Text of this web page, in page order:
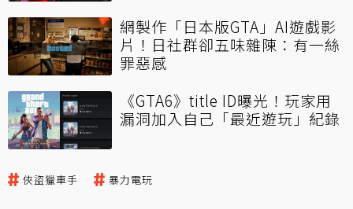
網製作「日本版GTA」AI遊戲影
片！日社群卻五味雜陳：有一絲
罪惡感
《GTA6》title ID曝光！玩家用
漏洞加入自己「最近遊玩」紀錄
俠盜獵車手 暴力電玩